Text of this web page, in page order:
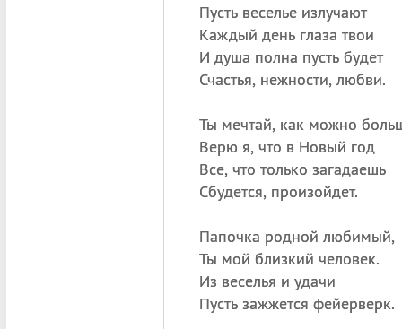
Пусть веселье излучают
Каждый день глаза твои
И душа полна пусть будет
Счастья, нежности, любви.
Ты мечтай, как можно
Верю я, что в Новый год
Все, что только загадаешь
Сбудется, произойдет.
Папочка родной любимый,
Ты мой близкий человек.
Из веселья и удачи
Пусть зажжется фейерверк.